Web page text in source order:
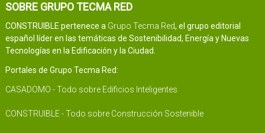
SOBRE GRUPO TECMA RED
CONSTRUIBLE pertenece a Grupo Tecma Red, el grupo editorial
español líder en las temáticas de Sostenibilidad, Energía y Nuevas
Tecnologías en la Edificación y la Ciudad.
Portales de Grupo Tecma Red:
CASADOMO - Todo sobre Edificios Inteligentes
CONSTRUIBLE - Todo sobre Construcción Sostenible